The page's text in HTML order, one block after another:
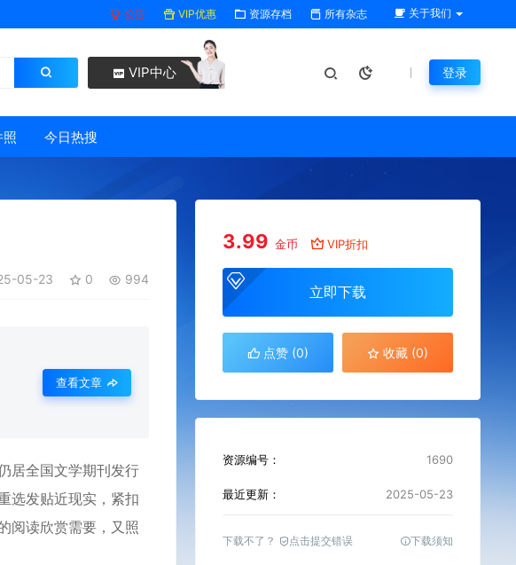
公告 VIP优惠 资源存档 所有杂志 关于我们
VIP中心 登录
今日热搜
05-23 0 994
查看文章
居全国文学期刊发行
选发贴近现实，紧扣
阅读欣赏需要，又照
3.99 金币 VIP折扣
立即下载
点赞 (0) 收藏 (0)
资源编号： 1690
最近更新： 2025-05-23
下载不了？ 点击提交错误 下载须知